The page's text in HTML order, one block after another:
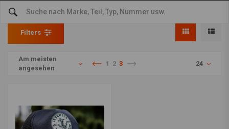
Home The Biker Kappen
Filters
Am meisten
angesehen
1 2 3 24